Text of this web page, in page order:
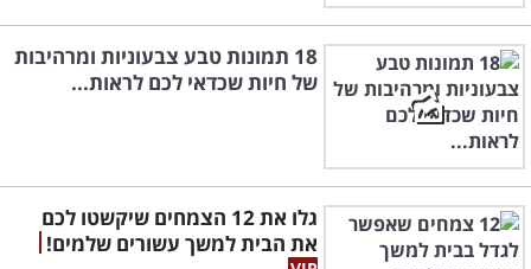
18 תמונות טבע צבעוניות ומרהיבות
של חיות שכדאי לכם לראות...
גלו את 12 הצמחים שיקשטו לכם
את הבית למשך עשורים שלמים!